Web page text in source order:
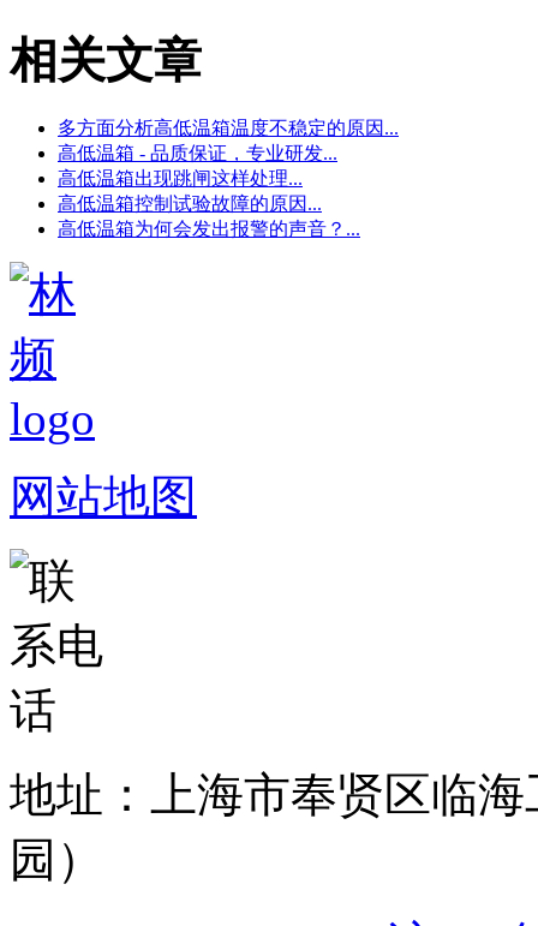
相关文章
多方面分析高低温箱温度不稳定的原因...
高低温箱 - 品质保证，专业研发...
高低温箱出现跳闸这样处理...
高低温箱控制试验故障的原因...
高低温箱为何会发出报警的声音？...
网站地图
地址：上海市奉贤区临
园）